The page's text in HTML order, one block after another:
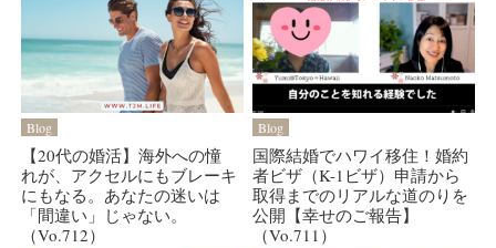
Blog
【20代の婚活】海外への憧
れが、アクセルにもブレーキ
にもなる。あなたの迷いは
「間違い」じゃない。
（Vo.712）
Blog
国際結婚でハワイ移住！婚約
者ビザ（K-1ビザ）申請から
取得までのリアルな道のりを
公開【幸せのご報告】
（Vo.711）